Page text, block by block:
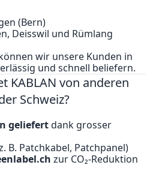
(Bern)
Deisswil und Rümlang
wir unsere Kunden in
und schnell beliefern.
KABLAN von anderen
Schweiz?
geliefertdank grosser
B. Patchkabel, Patchpanel)
zur CO₂-Reduktion